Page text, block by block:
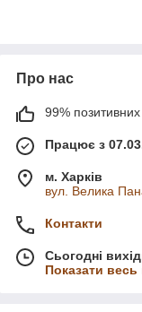
Про нас
99% позитивних
Працює з
м. Харків
вул. Велика
Контакти
Сьогодні
Показати весь